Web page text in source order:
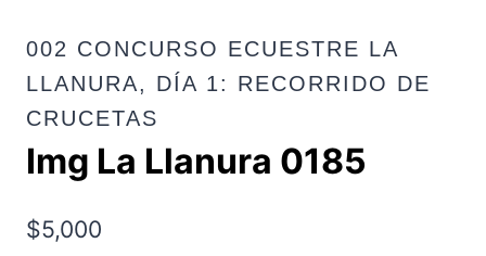
002 CONCURSO ECUESTRE LA
LLANURA, DÍA 1: RECORRIDO DE
CRUCETAS
Img La Llanura 0185
$5,000